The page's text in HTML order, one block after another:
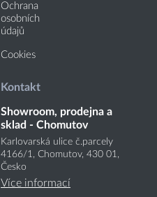
Ochrana
osobních
údajů
Cookies
Kontakt
Showroom, prodejna a
sklad - Chomutov
Karlovarská ulice č.parcely
4166/1, Chomutov, 430 01,
Česko
Více informací